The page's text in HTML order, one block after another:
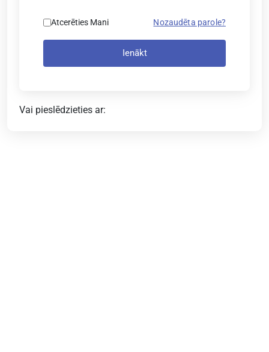
Atcerēties Mani Nozaudēta parole?
Ienākt
Vai pieslēdzieties ar: